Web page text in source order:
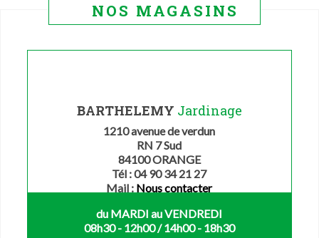
NOS MAGASINS
BARTHELEMY Jardinage
1210 avenue de verdun
RN 7 Sud
84100 ORANGE
Tél : 04 90 34 21 27
Mail : Nous contacter
du MARDI au VENDREDI
08h30 - 12h00 / 14h00 - 18h30